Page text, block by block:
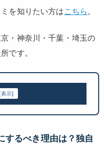
を知りたい方は こちら 。
・神奈川・千葉・埼玉の
です。
[表示]
するべき理由は？独自